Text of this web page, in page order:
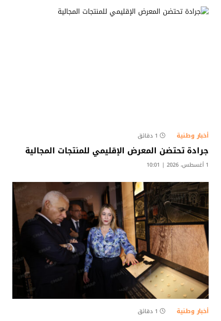
أخبار وطنية 1 دقائق
جرادة تحتضن المعرض الإقليمي للمنتجات المجالية
1 أغسطس، 2026 | 10:01
أخبار وطنية 1 دقائق